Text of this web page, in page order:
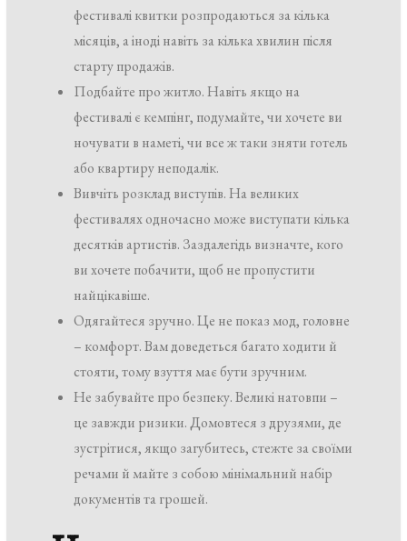
фестивалі квитки розпродаються за кілька
місяців, а іноді навіть за кілька хвилин після
старту продажів.
Подбайте про житло. Навіть якщо на
фестивалі є кемпінг, подумайте, чи хочете ви
ночувати в наметі, чи все ж таки зняти готель
або квартиру неподалік.
Вивчіть розклад виступів. На великих
фестивалях одночасно може виступати кілька
десятків артистів. Заздалегідь визначте, кого
ви хочете побачити, щоб не пропустити
найцікавіше.
Одягайтеся зручно. Це не показ мод, головне
– комфорт. Вам доведеться багато ходити й
стояти, тому взуття має бути зручним.
Не забувайте про безпеку. Великі натовпи –
це завжди ризики. Домовтеся з друзями, де
зустрітися, якщо загубитесь, стежте за своїми
речами й майте з собою мінімальний набір
документів та грошей.